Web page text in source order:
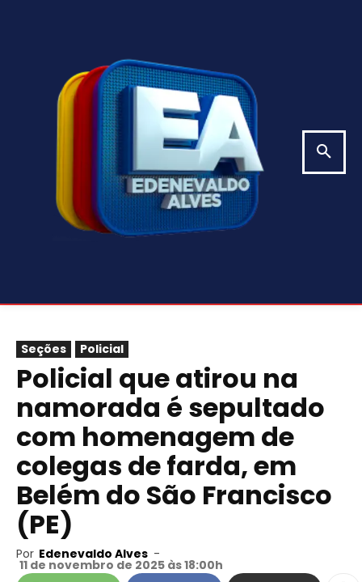
Seções Policial
Policial que atirou na
namorada é sepultado
com homenagem de
colegas de farda, em
Belém do São Francisco
(PE)
Por Edenevaldo Alves -
11 de novembro de 2025 às 18:00h